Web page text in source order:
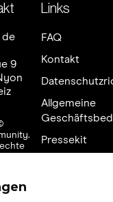
de
9
Links
FAQ
Kontakt
Allgemeine
Pressekit